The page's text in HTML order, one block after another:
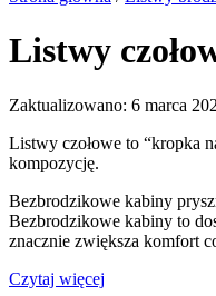
Listwy
Zaktualizowano: 6 marca
Listwy czołowe to “kropka
kompozycję.
Bezbrodzikowe kabiny
Bezbrodzikowe kabiny to
znacznie zwiększa komfort
Czytaj więcej